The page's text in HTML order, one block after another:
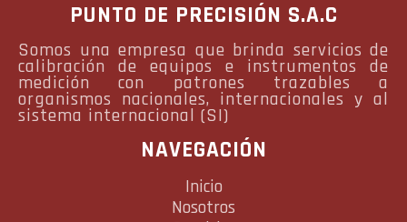
PUNTO DE PRECISIÓN S.A.C
Somos una empresa que brinda servicios de
calibración de equipos e instrumentos de
medición con patrones trazables a
organismos nacionales, internacionales y al
sistema internacional (SI)
NAVEGACIÓN
Inicio
Nosotros